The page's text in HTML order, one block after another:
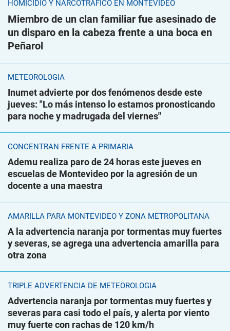
HOMICIDIO Y NARCOTRÁFICO EN MONTEVIDEO
Miembro de un clan familiar fue asesinado de
un disparo en la cabeza frente a una boca en
Peñarol
METEOROLOGÍA
Inumet advierte por dos fenómenos desde este
jueves: "Lo más intenso lo estamos pronosticando
para noche y madrugada del viernes"
CONCENTRAN FRENTE A PRIMARIA
Ademu realiza paro de 24 horas este jueves en
escuelas de Montevideo por la agresión de un
docente a una maestra
AMARILLA PARA MONTEVIDEO Y ZONA METROPOLITANA
A la advertencia naranja por tormentas muy fuertes
y severas, se agrega una advertencia amarilla para
otra zona
TRIPLE ADVERTENCIA DE METEOROLOGÍA
Advertencia naranja por tormentas muy fuertes y
severas para casi todo el país, y alerta por viento
muy fuerte con rachas de 120 km/h